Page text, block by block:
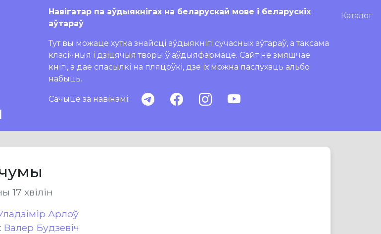
Навігатар па аўдыякнігах на беларускай мове і беларускіх
аўтараў
Тут вы можаце хутка знайсці аўдыякнігі сучасных аўтараў, а таксама
класічныя і дзіцячыя творы ў аўдыяфармаце. Сайт не змяшчае
кнігі, а дае спасылкі на пляцоўкі, дзе іх можна паслухаць альбо
набыць.
Сачыце за навінамі:
Каталог
17 хвілін
Арлоў
Валер Будзевіч